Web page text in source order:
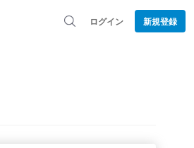
ログイン 新規登録